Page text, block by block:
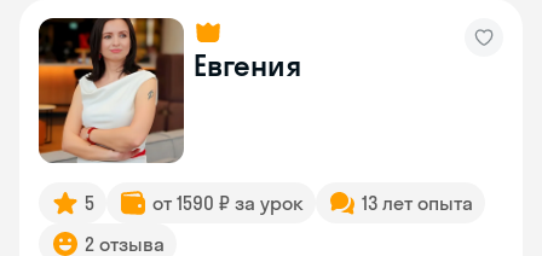
Евгения
5 от 1590 ₽ за урок
13 лет опыта
2 отзыва